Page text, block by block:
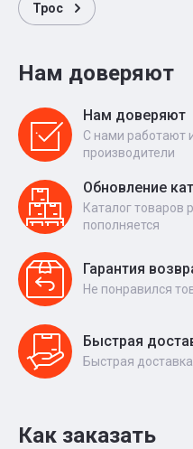
Трос
Нам доверяют
Нам доверяют
С нами работают
производители
Обновление
Каталог товаров
пополняется
Гарантия
Не понравился
Быстрая
Быстрая
Как заказать